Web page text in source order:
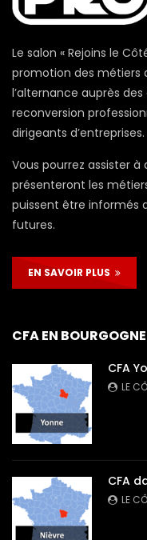
Le salon « Rejoins le
promotion des métiers
l’alternance auprès
reconversion
dirigeants d’entreprises.
Vous pourrez assister
présenteront les
puissent être informés
futures.
EN SAVOIR PLUS
CFA EN BOURGOGNE
CFA
LE
CFA
LE